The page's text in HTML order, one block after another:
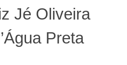
Jé Oliveira
Preta